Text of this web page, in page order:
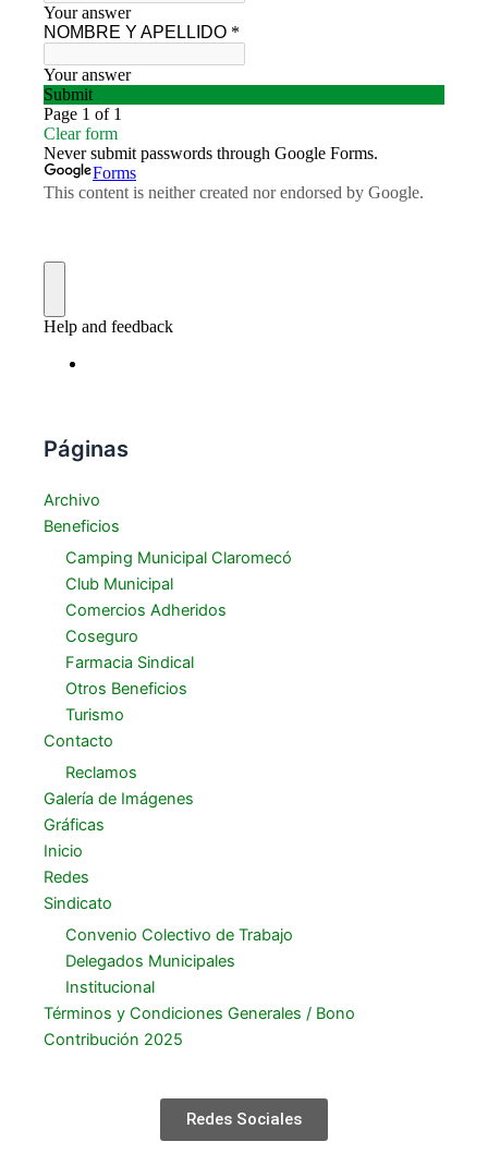
Páginas
Archivo
Beneficios
Camping Municipal Claromecó
Club Municipal
Comercios Adheridos
Coseguro
Farmacia Sindical
Otros Beneficios
Turismo
Contacto
Reclamos
Galería de Imágenes
Gráficas
Inicio
Redes
Sindicato
Convenio Colectivo de Trabajo
Delegados Municipales
Institucional
Términos y Condiciones Generales / Bono
Contribución 2025
Redes Sociales